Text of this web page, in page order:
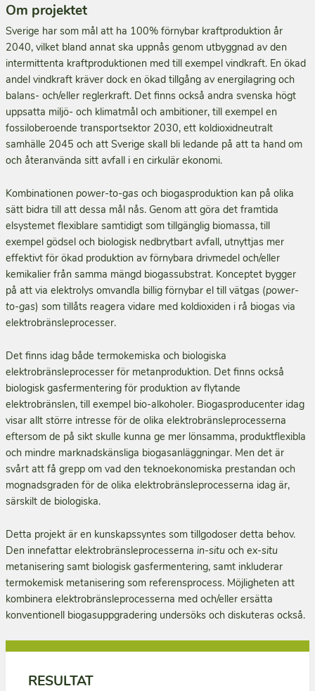
Om projektet
Sverige har som mål att ha 100% förnybar kraftproduktion år
2040, vilket bland annat ska uppnås genom utbyggnad av den
intermittenta kraftproduktionen med till exempel vindkraft. En ökad
andel vind­kraft kräver dock en ökad tillgång av energilagring och
balans- och/eller reglerkraft. Det finns också andra svenska högt
uppsatta miljö- och klimatmål och ambitioner, till exempel en
fossilobero­ende transportsektor 2030, ett koldioxidneutralt
samhälle 2045 och att Sverige skall bli ledande på att ta hand om
och återanvända sitt avfall i en cirkulär ekonomi.
Kombinationen power-to-gas och biogasproduktion kan på olika
sätt bidra till att dessa mål nås. Genom att göra det framtida
elsystemet flexiblare samtidigt som tillgänglig bio­massa, till
exempel gödsel och biologisk nedbrytbart avfall, utnyttjas mer
effektivt för ökad produktion av förnybara drivmedel och/eller
kemikalier från samma mängd biogassubstrat. Konceptet bygger
på att via elektrolys omvandla billig förnybar el till vätgas (power-
to-gas) som tillåts reagera vi­dare med koldioxiden i rå biogas via
elektrobränsleprocesser.
Det finns idag både termokemiska och biologiska
elektrobränsleprocesser för metanproduktion. Det finns också
biologisk gasfermentering för produktion av flytande
elektrobränslen, till exempel bio-alkoholer. Biogasproducenter idag
visar allt större intresse för de olika elektrobränsleprocesserna
eftersom de på sikt skulle kunna ge mer lönsamma, produktflexibla
och mindre marknadskänsliga biogasanläggningar. Men det är
svårt att få grepp om vad den teknoekonomiska prestandan och
mognadsgraden för de olika elektrobränsleprocesserna idag är,
särskilt de biologiska.
Detta projekt är en kunskapssyntes som tillgodoser detta behov.
Den innefattar elektrobränsleprocesserna in-situ och ex-situ
metanisering samt biologisk gasfermentering, samt inkluderar
termokemisk metanisering som referensprocess. Möjligheten att
kombinera elektrobränsleprocesserna med och/eller ersätta
konventionell biogasuppgradering undersöks och diskuteras också.
RESULTAT